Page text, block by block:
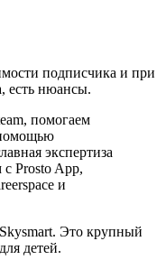
подписчика и при
есть нюансы.
помогаем
экспертиза
Prosto App,
и
Это крупный
детей.